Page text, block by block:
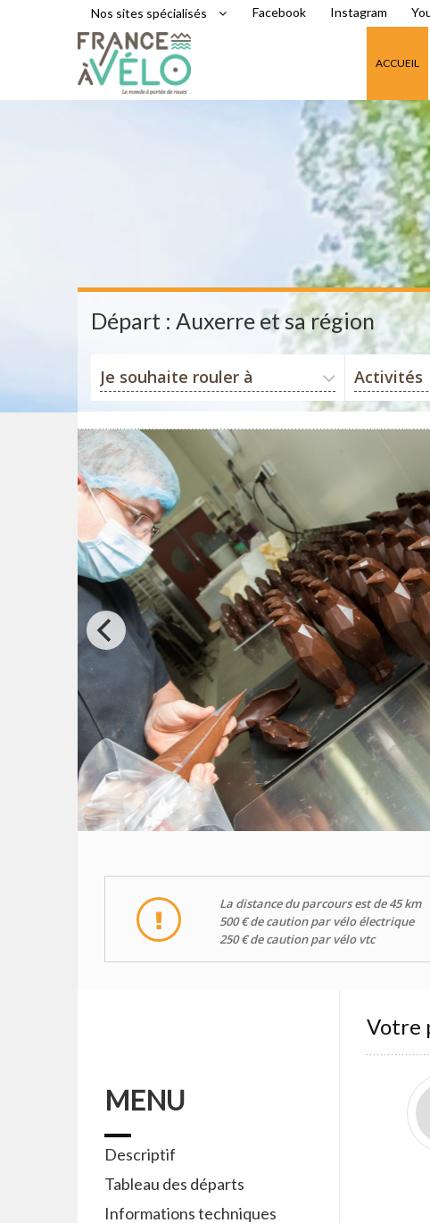
Nos sites spécialisés Facebook Instagram
ACCUEIL
Départ : Auxerre et sa région
Je souhaite rouler à Activités
La distance du parcours est de 45 km
500 € de caution par vélo électrique
250 € de caution par vélo vtc
MENU
Descriptif
Tableau des départs
Informations techniques
Votre